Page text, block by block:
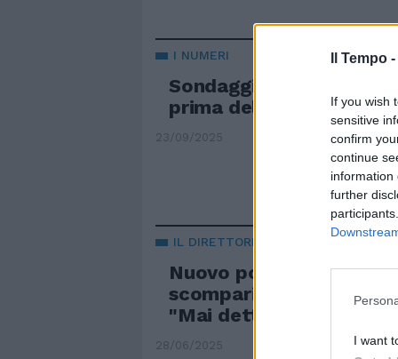
Il Tempo -
If you wish
sensitive
confirm
continue
information
further
I want
I NUMERI
Sondaggi, il dato che
prima delle regionali
23/09/2025
IL DIRETTORE DEL TG DI LA7
Nuovo post di
scomparirò". Poi la
"Mai detto..."
28/06/2025